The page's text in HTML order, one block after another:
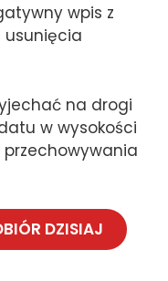
wpis z
usunięcia
na drogi
w wysokości
przechowywania
DZISIAJ